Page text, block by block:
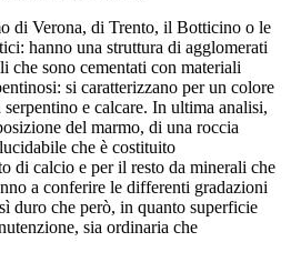
di Verona, di Trento, il Botticino o le
hanno una struttura di agglomerati
che sono cementati con materiali
si caratterizzano per un colore
e calcare. In ultima analisi,
del marmo, di una roccia
che è costituito
di calcio e per il resto da minerali che
a conferire le differenti gradazioni
duro che però, in quanto superficie
sia ordinaria che